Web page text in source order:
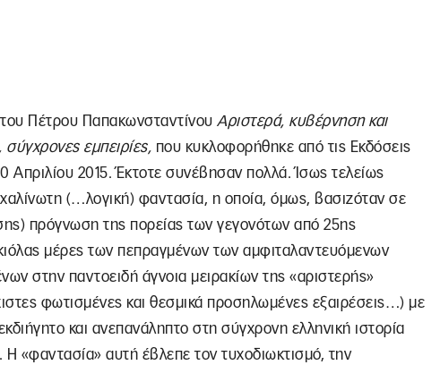
Πέτρου Παπακωνσταντίνου Αριστερά, κυβέρνηση και
εμπειρίες, που κυκλοφορήθηκε από τις Εκδόσεις
Απριλίου 2015. Έκτοτε συνέβησαν πολλά. Ίσως τελείως
(…λογική) φαντασία, η οποία, όμως, βασιζόταν σε
πρόγνωση της πορείας των γεγονότων από 25ης
μέρες των πεπραγμένων των αμφιταλαντευόμενων
στην παντοειδή άγνοια μειρακίων της «αριστερής»
φωτισμένες και θεσμικά προσηλωμένες εξαιρέσεις…) με
και ανεπανάληπτο στη σύγχρονη ελληνική ιστορία
Η «φαντασία» αυτή έβλεπε τον τυχοδιωκτισμό, την